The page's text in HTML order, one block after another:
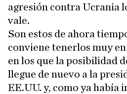
agresión contra Ucrania
vale.
Son estos de ahora
conviene tenerlos muy
en los que la posibilidad
llegue de nuevo a la
EE.UU. y, como ya había